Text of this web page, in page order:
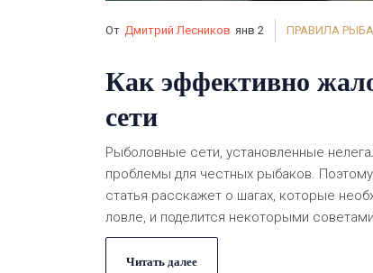
От Дмитрий Лесников янв 2 ПРАВИЛА
Как эффективно
сети
Рыболовные сети, установленные
проблемы для честных рыбаков.
статья расскажет о шагах, которые
ловле, и поделится некоторыми
Читать далее